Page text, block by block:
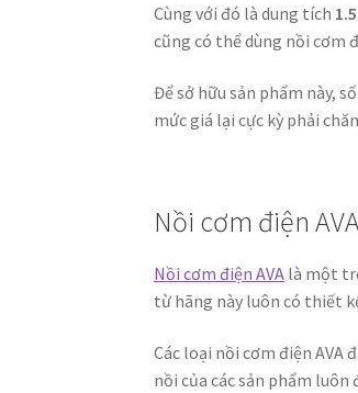
Cùng với đó là dung tích
cũng có thể dùng nồi cơm
Để sở hữu sản phẩm này,
mức giá lại cực kỳ phải
Nồi cơm điện
Nồi cơm điện AVA là một
từ hãng này luôn có thiết
Các loại nồi cơm điện
nồi của các sản phẩm